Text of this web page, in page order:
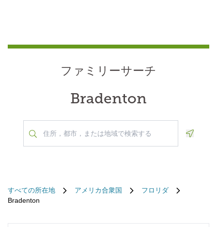
ファミリーサーチ
Bradenton
すべての所在地 アメリカ合衆国
フロリダ
Bradenton